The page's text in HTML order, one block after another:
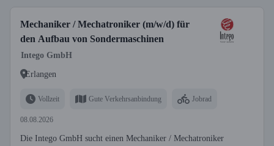
Mechaniker / Mechatroniker (m/w/d) für
den Aufbau von Sondermaschinen
Intego GmbH
Erlangen
Vollzeit Gute Verkehrsanbindung Jobrad
08.08.2026
Die Intego GmbH sucht einen Mechaniker / Mechatroniker